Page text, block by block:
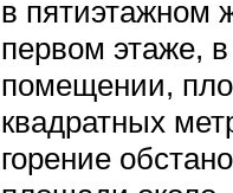
в пятиэтажном
первом этаже,
помещении,
квадратных
горение